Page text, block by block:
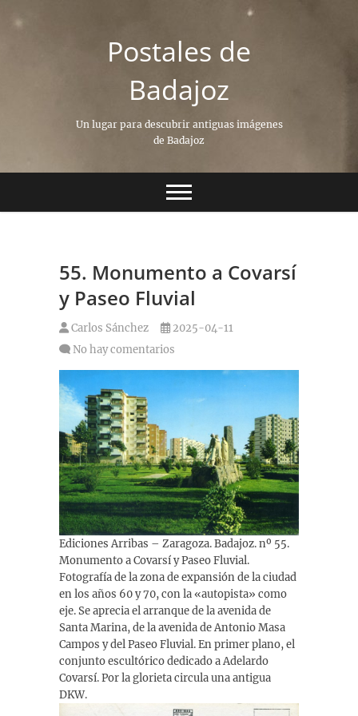
Postales de
Badajoz
Un lugar para descubrir antiguas imágenes
de Badajoz
55. Monumento a Covarsí
y Paseo Fluvial
Carlos Sánchez
2025-04-11
No hay comentarios
Ediciones Arribas – Zaragoza. Badajoz. nº 55.
Monumento a Covarsí y Paseo Fluvial.
Fotografía de la zona de expansión de la ciudad
en los años 60 y 70, con la «autopista» como
eje. Se aprecia el arranque de la avenida de
Santa Marina, de la avenida de Antonio Masa
Campos y del Paseo Fluvial. En primer plano, el
conjunto escultórico dedicado a Adelardo
Covarsí. Por la glorieta circula una antigua
DKW.